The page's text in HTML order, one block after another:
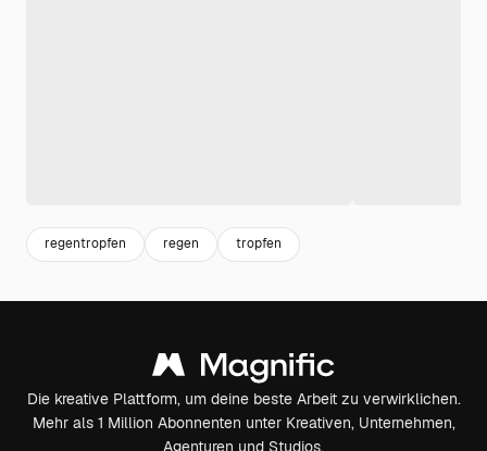
regentropfen regen tropfen
Die kreative Plattform, um deine beste Arbeit zu verwirklichen.
Mehr als 1 Million Abonnenten unter Kreativen, Unternehmen,
Agenturen und Studios.